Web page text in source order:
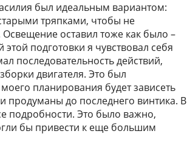
был идеальным вариантом:
тряпками, чтобы не
оставил тоже как было –
подготовки я чувствовал себя
последовательность действий,
двигателя. Это был
планирования будет зависеть
продуманы до последнего винтика. В
подробности. Это было важно,
бы привести к еще большим